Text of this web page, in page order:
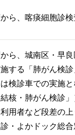
ら、喀痰細胞診
ら、城南区・早
する「肺がん検
検診車での実施
核・肺がん検診
用者など段差の
・よかドック総